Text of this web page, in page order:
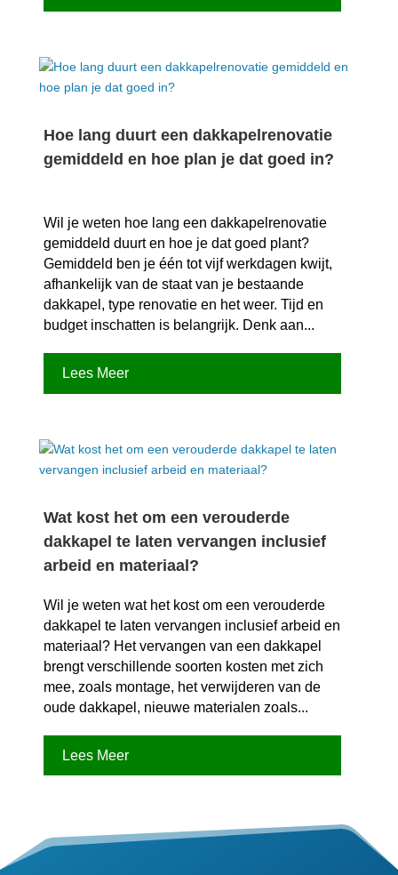
Hoe lang duurt een dakkapelrenovatie
gemiddeld en hoe plan je dat goed in?
Wil je weten hoe lang een dakkapelrenovatie
gemiddeld duurt en hoe je dat goed plant?
Gemiddeld ben je één tot vijf werkdagen kwijt,
afhankelijk van de staat van je bestaande
dakkapel, type renovatie en het weer.​ Tijd en
budget inschatten is belangrijk.​ Denk aan...
Lees Meer
Wat kost het om een verouderde
dakkapel te laten vervangen inclusief
arbeid en materiaal?
Wil je weten wat het kost om een verouderde
dakkapel te laten vervangen inclusief arbeid en
materiaal? Het vervangen van een dakkapel
brengt verschillende soorten kosten met zich
mee, zoals montage, het verwijderen van de
oude dakkapel, nieuwe materialen zoals...
Lees Meer